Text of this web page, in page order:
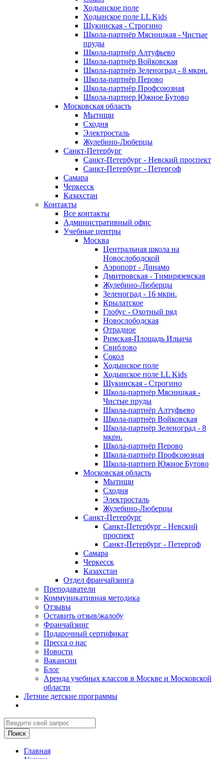
Ходынское поле
Ходынское поле LL Kids
Щукинская - Строгино
Школа-партнёр Мясницкая - Чистые
пруды
Школа-партнёр Алтуфьево
Школа-партнёр Войковская
Школа-партнёр Зеленоград - 8 мкрн.
Школа-партнёр Перово
Школа-партнёр Профсоюзная
Школа-партнер Южное Бутово
Московская область
Мытищи
Сходня
Электросталь
Жулебино-Люберцы
Санкт-Петербург
Санкт-Петербург - Невский проспект
Санкт-Петербург - Петергоф
Самара
Черкесск
Казахстан
Контакты
Все контакты
Административный офис
Учебные центры
Москва
Центральная школа на
Новослободской
Аэропорт - Динамо
Дмитровская - Тимирязевская
Жулебино-Люберцы
Зеленоград - 16 мкрн.
Крылатское
Глобус - Охотный ряд
Новослободская
Отрадное
Римская-Площадь Ильича
Свиблово
Сокол
Ходынское поле
Ходынское поле LL Kids
Щукинская - Строгино
Школа-партнёр Мясницкая -
Чистые пруды
Школа-партнёр Алтуфьево
Школа-партнёр Войковская
Школа-партнёр Зеленоград - 8
мкрн.
Школа-партнёр Перово
Школа-партнёр Профсоюзная
Школа-партнер Южное Бутово
Московская область
Мытищи
Сходня
Электросталь
Жулебино-Люберцы
Санкт-Петербург
Санкт-Петербург - Невский
проспект
Санкт-Петербург - Петергоф
Самара
Черкесск
Казахстан
Отдел франчайзинга
Преподаватели
Коммуникативная методика
Отзывы
Оставить отзыв/жалобу
Франчайзинг
Подарочный сертификат
Пресса о нас
Новости
Вакансии
Блог
Аренда учебных классов в Москве и Московской
области
Летние детские программы
Главная